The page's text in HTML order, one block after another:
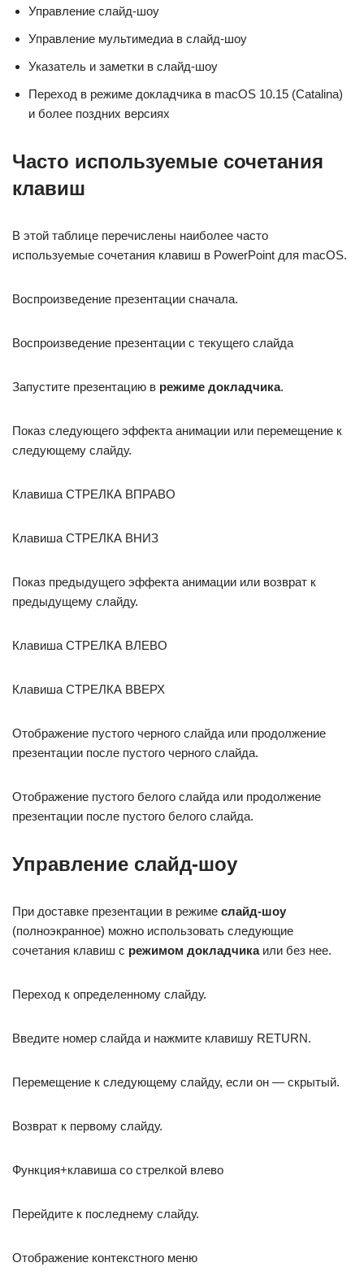
Управление слайд-шоу
Управление мультимедиа в слайд-шоу
Указатель и заметки в слайд-шоу
Переход в режиме докладчика в macOS 10.15 (Catalina)
и более поздних версиях
Часто используемые сочетания
клавиш
В этой таблице перечислены наиболее часто
используемые сочетания клавиш в PowerPoint для macOS.
Воспроизведение презентации сначала.
Воспроизведение презентации с текущего слайда
Запустите презентацию в режиме докладчика.
Показ следующего эффекта анимации или перемещение к
следующему слайду.
Клавиша СТРЕЛКА ВПРАВО
Клавиша СТРЕЛКА ВНИЗ
Показ предыдущего эффекта анимации или возврат к
предыдущему слайду.
Клавиша СТРЕЛКА ВЛЕВО
Клавиша СТРЕЛКА ВВЕРХ
Отображение пустого черного слайда или продолжение
презентации после пустого черного слайда.
Отображение пустого белого слайда или продолжение
презентации после пустого белого слайда.
Управление слайд-шоу
При доставке презентации в режиме слайд-шоу
(полноэкранное) можно использовать следующие
сочетания клавиш с режимом докладчикаили без нее.
Переход к определенному слайду.
Введите номер слайда и нажмите клавишу RETURN.
Перемещение к следующему слайду, если он — скрытый.
Возврат к первому слайду.
Функция+клавиша со стрелкой влево
Перейдите к последнему слайду.
Отображение контекстного меню